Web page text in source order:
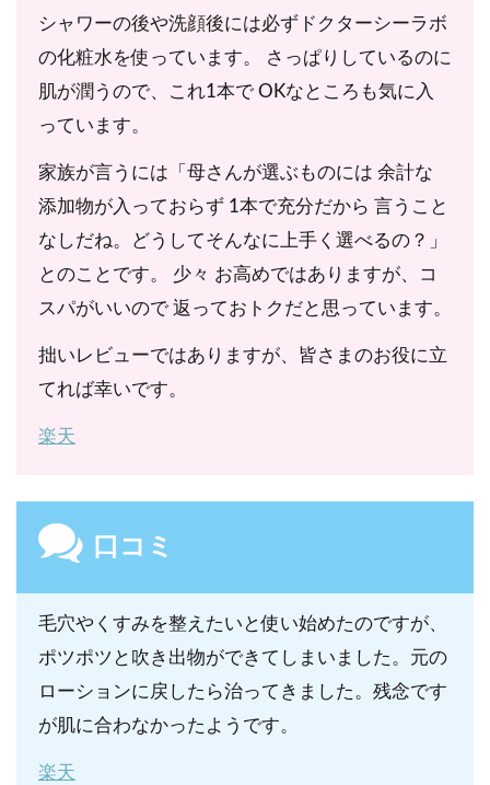
ルギニン、アスパラギン酸、エクトイン、ＰＣＡ、
ＰＣＡ-Ｎａ、リン酸アスコルビルＭｇ、テトラヘ
キシルデカン酸アスコルビル、アスコルビルグルコ
シド、オレンジ果皮エキス、ヒアルロン酸Ｎａ、ヒ
ロキシプロピルトリモニウム、加水分解ヒアルロン
酸、アセチルヒアルロン酸Ｎａ、セラミドＥＯＰ、
セラミドＮＧ、セラミドＮＰ、セラミドＡＰ、コメ
ヌカスフィンゴ糖脂質、ポリクオタニウム-51、ツ
バキ葉エキス、ユビキノン、チャ葉エキス、アラン
トイン、フィトスフィンゴシン、コレステロール、
ラウロイルグルタミン酸ジ(フィトステリル/オクチ
Ｇ-32、ＰＥＧ-75、キサンタンガム、カルボマ
ー 、ＰＶＰ、水添レシチン、リゾレシチン、ペン
タステアリン酸ポリグリセリル-10、ラウリン酸ポ
リグリセリル-10、ポリソルベート80、ＰＥＧ-30
グリセリルココエート、ＰＥＧ-10メチルエーテル
ジメチコン、ラウロイルラクチレートＮａ、ステア
ロイルラクチレートＮａ、乳酸メンチル、乳酸Ｎ
ａ、塩化Ｎａ、クエン酸、クエン酸Ｎａ、リン酸Ｎ
シャワーの後や洗顔後には必ずドクターシーラボ
の化粧水を使っています。 さっぱりしているのに
肌が潤うので、これ1本で OKなところも気に入
っています。
家族が言うには「母さんが選ぶものには 余計な
添加物が入っておらず 1本で充分だから 言うこと
なしだね。どうしてそんなに上手く選べるの？」
とのことです。 少々 お高めではありますが、コ
スパがいいので 返っておトクだと思っています。
拙いレビューではありますが、皆さまのお役に立
てれば幸いです。
楽天
口コミ
毛穴やくすみを整えたいと使い始めたのですが、
ポツポツと吹き出物ができてしまいました。元の
ローションに戻したら治ってきました。残念です
が肌に合わなかったようです。
楽天